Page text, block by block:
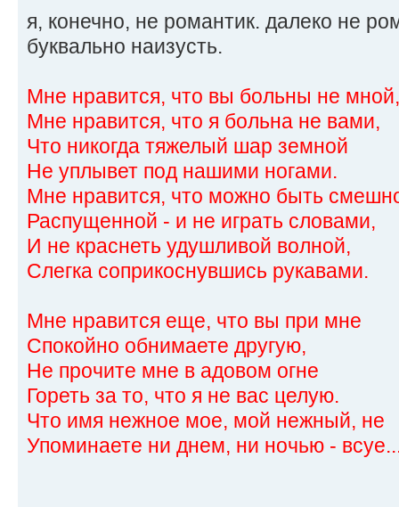
я, конечно, не романтик. далеко не
буквально наизусть.
Мне нравится, что вы больны не мной,
Мне нравится, что я больна не вами,
Что никогда тяжелый шар земной
Не уплывет под нашими ногами.
Мне нравится, что можно быть
Распущенной - и не играть словами,
И не краснеть удушливой волной,
Слегка соприкоснувшись рукавами.
Мне нравится еще, что вы при мне
Спокойно обнимаете другую,
Не прочите мне в адовом огне
Гореть за то, что я не вас целую.
Что имя нежное мое, мой нежный, не
Упоминаете ни днем, ни ночью -